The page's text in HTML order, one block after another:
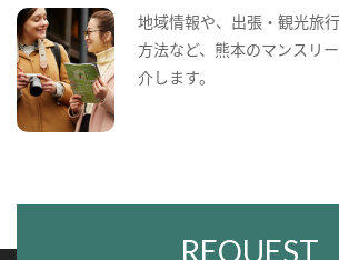
地域情報や、出張・観光旅
方法など、熊本のマンスリ
介します。
REQUEST